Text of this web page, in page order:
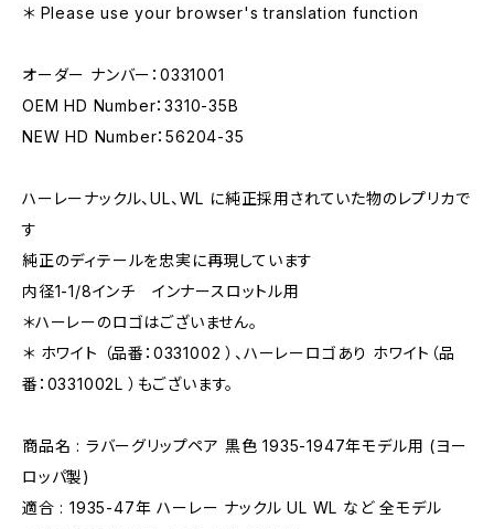
＊ Please use your browser's translation function
オーダー ナンバー：0331001
OEM HD Number：3310-35B
NEW HD Number：56204-35
ハーレーナックル、UL、WL に純正採用されていた物のレプリカで
す
純正のディテールを忠実に再現しています
内径1-1/8インチ インナースロットル用
＊ハーレーのロゴはございません。
＊ ホワイト （品番：0331002 ）、ハーレーロゴあり ホワイト（品
番：0331002L ）もございます。
商品名 : ラバーグリップペア 黒色 1935-1947年モデル用 (ヨー
ロッパ製)
適合 : 1935-47年 ハーレー ナックル UL WL など 全モデル